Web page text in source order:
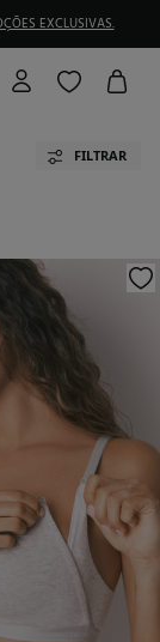
EXCLUSIVAS.
FILTRAR